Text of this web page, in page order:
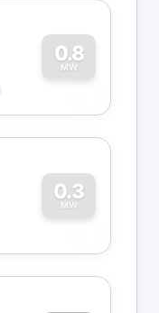
0.8
MW
0
0.3
MW
0